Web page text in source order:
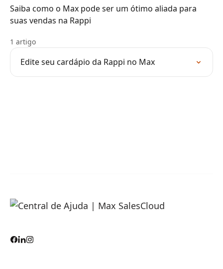
Saiba como o Max pode ser um ótimo aliada para
suas vendas na Rappi
1 artigo
Edite seu cardápio da Rappi no Max